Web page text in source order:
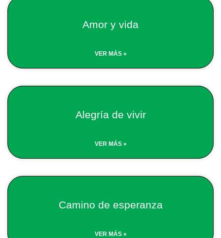
Amor y vida
VER MÁS »
Alegría de vivir
VER MÁS »
Camino de esperanza
VER MÁS »